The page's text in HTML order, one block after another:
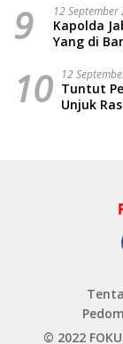
9 12 September
Kapolda
Yang di
10 12
Tuntut
Unjuk
© 2022